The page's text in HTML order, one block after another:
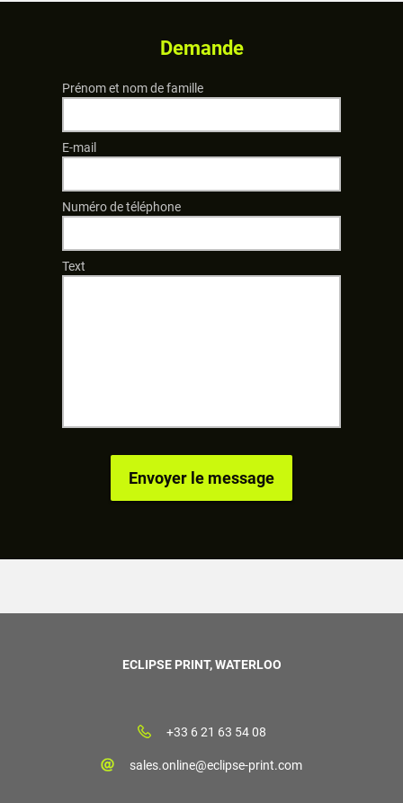
Demande
Prénom et nom de famille
E-mail
Numéro de téléphone
Text
ECLIPSE PRINT, WATERLOO
+33 6 21 63 54 08
sales.online@eclipse-print.com